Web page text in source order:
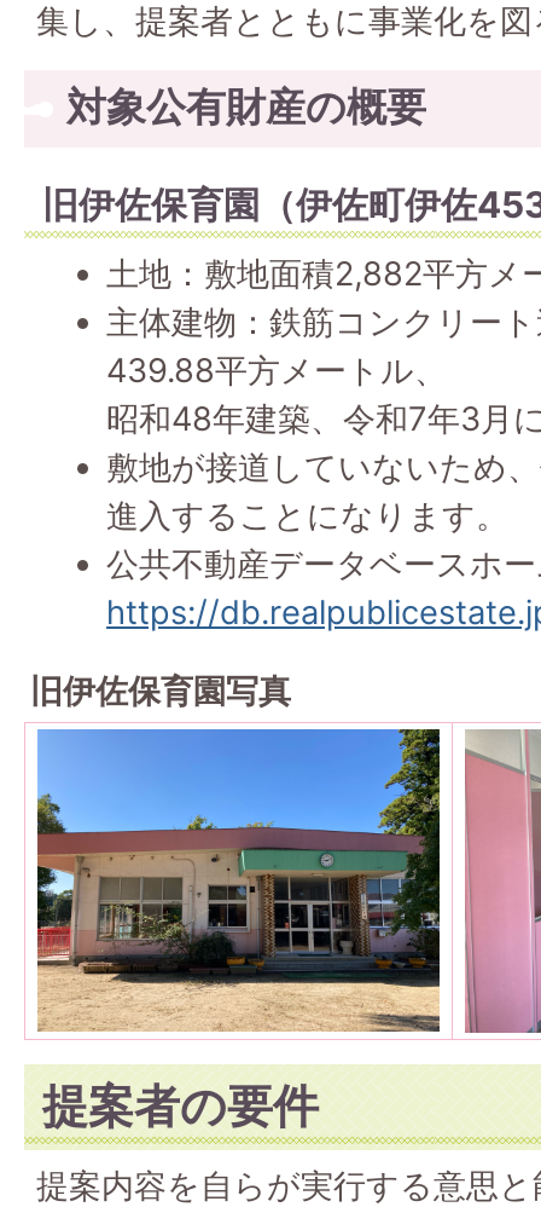
集し、提案者とともに事業化を
対象公有財産の概要
旧伊佐保育園（伊佐町伊佐
土地：敷地面積2,882平方メ
主体建物：鉄筋コンクリー
439.88平方メートル、
昭和48年建築、令和7年3月
敷地が接道していないため
進入することになります。
公共不動産データベースホ
https://
旧伊佐保育園写真
提案者の要件
提案内容を自らが実行する意思